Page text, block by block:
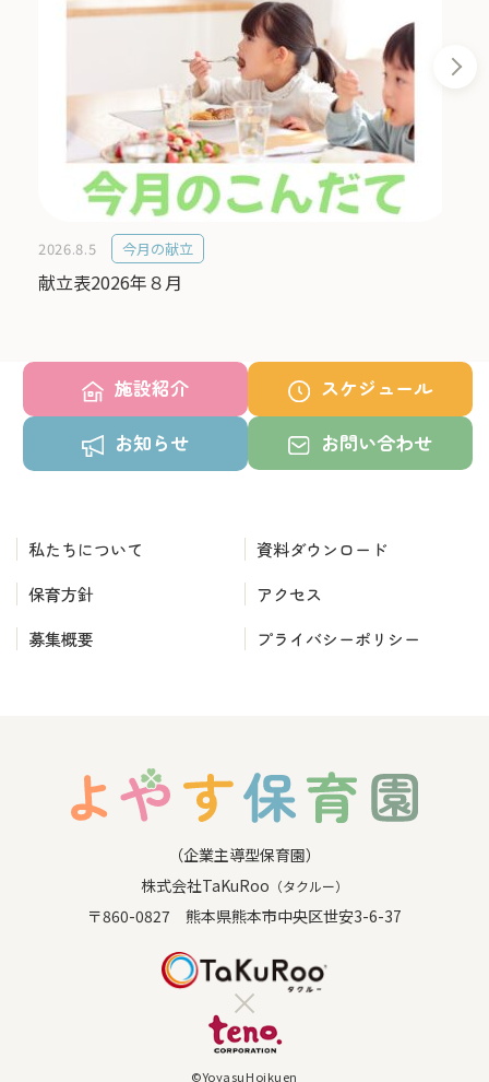
2026.8.5 今月の献立
献立表2026年８月
施設紹介
スケジュール
お知らせ
お問い合わせ
私たちについて
資料ダウンロード
保育方針
アクセス
募集概要
プライバシーポリシー
（企業主導型保育園）
株式会社TaKuRoo （タクルー）
〒860-0827 熊本県熊本市中央区世安3-6-37
©YoyasuHoikuen